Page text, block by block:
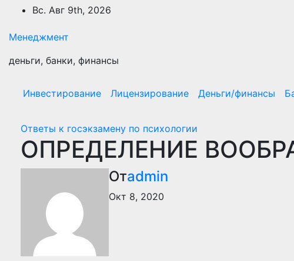
Перейти
содержимому
Вс. Авг 9th, 2026
Менеджмент
деньги, банки, финансы
Инвестирование Лицензирование Деньги/финансы
Ответы к госэкзамену по психологии
ОПРЕДЕЛЕНИЕ
Отadmin
Окт 8, 2020